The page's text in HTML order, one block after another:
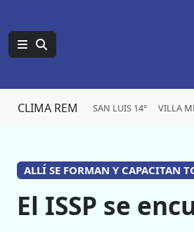
CLIMA REM SAN LUIS 14° VILLA
ALLÍ SE FORMAN Y CAPACITAN
El ISSP se